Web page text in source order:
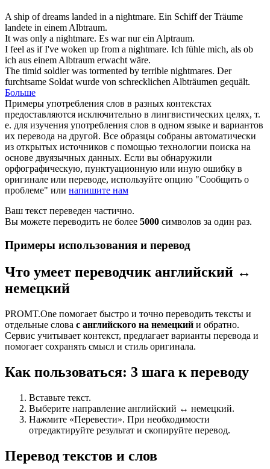
A ship of dreams landed in a nightmare. Ein Schiff der Träume
landete in einem Albtraum.
It was only a nightmare. Es war nur ein Alptraum.
I feel as if I've woken up from a nightmare. Ich fühle mich, als ob
ich aus einem Albtraum erwacht wäre.
The timid soldier was tormented by terrible nightmares. Der
furchtsame Soldat wurde von schrecklichen Albträumen gequält.
Больше
Примеры употребления слов в разных контекстах
предоставляются исключительно в лингвистических целях, т.
е. для изучения употребления слов в одном языке и вариантов
их перевода на другой. Все образцы собраны автоматически
из открытых источников с помощью технологии поиска на
основе двуязычных данных. Если вы обнаружили
орфографическую, пунктуационную или иную ошибку в
оригинале или переводе, используйте опцию "Сообщить о
проблеме" или напишите нам
Ваш текст переведен частично.
Вы можете переводить не более 5000 символов за один раз.
Примеры использования и перевод
Что умеет переводчик английский ↔
немецкий
PROMT.One помогает быстро и точно переводить тексты и
отдельные слова с английского на немецкий и обратно.
Сервис учитывает контекст, предлагает варианты перевода и
помогает сохранять смысл и стиль оригинала.
Как пользоваться: 3 шага к переводу
Вставьте текст.
Выберите направление английский ↔ немецкий.
Нажмите «Перевести». При необходимости
отредактируйте результат и скопируйте перевод.
Перевод текстов и слов